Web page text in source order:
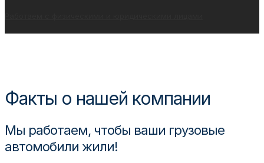
Факты о нашей компании
Мы работаем, чтобы ваши грузовые
автомобили жили!